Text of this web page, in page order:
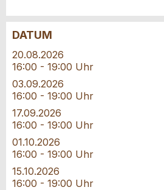
Anzeige
Ihr Feedback wird sehr
Allgemeines Feedback
Anzeige nicht mehr gültig
Anzeige unvollständig
Anzeige
Empfehlen Sie diese Anzeige
Reservation
Veranstaltungsdatum *:
Anzahl der Teilnehmer *:
Vorname / Nachname *:
DATUM
20.08.2026
16:00 - 19:00 Uhr
03.09.2026
16:00 - 19:00 Uhr
17.09.2026
16:00 - 19:00 Uhr
01.10.2026
16:00 - 19:00 Uhr
15.10.2026
16:00 - 19:00 Uhr